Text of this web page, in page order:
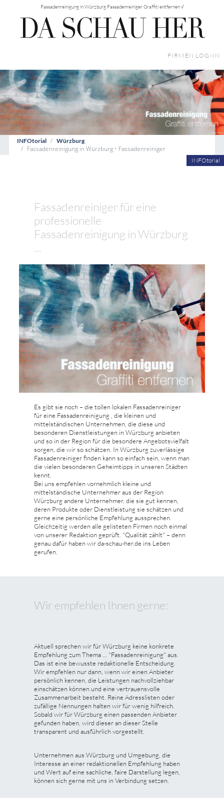
Fassadenreinigung in Würzburg Fassadenreiniger Graffiti entfernen √
FIRMEN LOG-IN
INFOtorial Würzburg
Fassadenreinigung in Würzburg • Fassadenreiniger
INFOtorial
Fassadenreiniger für eine
professionelle
Fassadenreinigung in Würzburg
...
Es gibt sie noch – die tollen lokalen Fassadenreiniger
für eine Fassadenreinigung , die kleinen und
mittelständischen Unternehmen, die diese und
besonderen Dienstleistungen in Würzburg anbieten
und so in der Region für die besondere Angebotsvielfalt
sorgen, die wir so schätzen. In Würzburg zuverlässige
Fassadenreiniger finden kann so einfach sein, wenn man
die vielen besonderen Geheimtipps in unseren Städten
kennt.
Bei uns empfehlen vornehmlich kleine und
mittelständische Unternehmer aus der Region
Würzburg andere Unternehmer, die sie gut kennen,
deren Produkte oder Dienstleistung sie schätzen und
gerne eine persönliche Empfehlung aussprechen.
Gleichzeitig werden alle gelisteten Firmen noch einmal
von unserer Redaktion geprüft. "Qualität zählt" – denn
genau dafür haben wir da-schau-her.de ins Leben
gerufen.
Wir empfehlen Ihnen gerne:
Aktuell sprechen wir für Würzburg keine konkrete
Empfehlung zum Thema ... "Fassadenreinigung" aus.
Das ist eine bewusste redaktionelle Entscheidung.
Wir empfehlen nur dann, wenn wir einen Anbieter
persönlich kennen, die Leistungen nachvollziehbar
einschätzen können und eine vertrauensvolle
Zusammenarbeit besteht. Reine Adresslisten oder
zufällige Nennungen halten wir für wenig hilfreich.
Sobald wir für Würzburg einen passenden Anbieter
gefunden haben, wird dieser an dieser Stelle
transparent und ausführlich vorgestellt.
Unternehmen aus Würzburg und Umgebung, die
Interesse an einer redaktionellen Empfehlung haben
und Wert auf eine sachliche, faire Darstellung legen,
können sich gerne mit uns in Verbindung setzen.